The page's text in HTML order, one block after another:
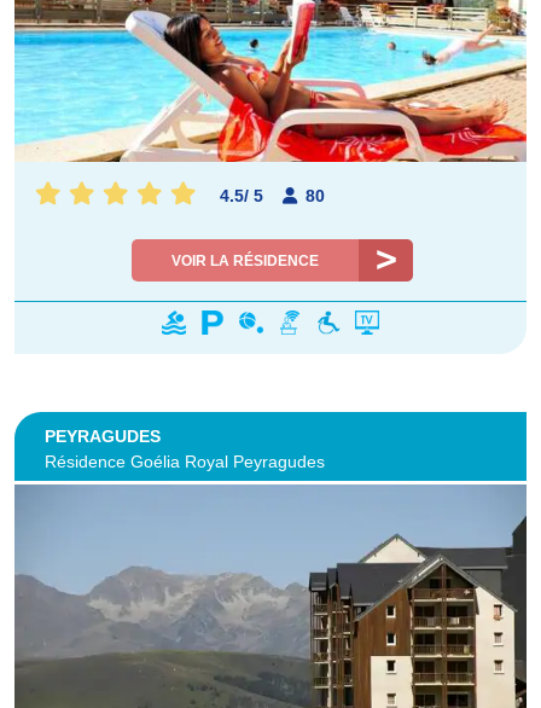
4.5/ 5 80
VOIR LA RÉSIDENCE
PEYRAGUDES
Résidence Goélia Royal Peyragudes